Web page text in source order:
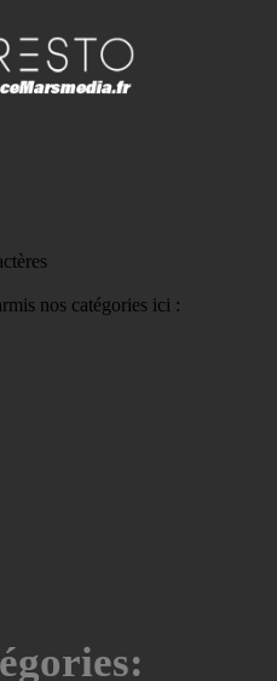
nos catégories ici :